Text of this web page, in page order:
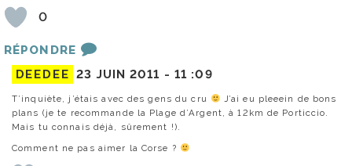
0
RÉPONDRE
DEEDEE 23 JUIN 2011 - 11 :09
T’inquiète, j’étais avec des gens du cru
J’ai eu pleeein de bons
plans (je te recommande la Plage d’Argent, à 12km de Porticcio.
Mais tu connais déjà, sûrement !).
Comment ne pas aimer la Corse ?